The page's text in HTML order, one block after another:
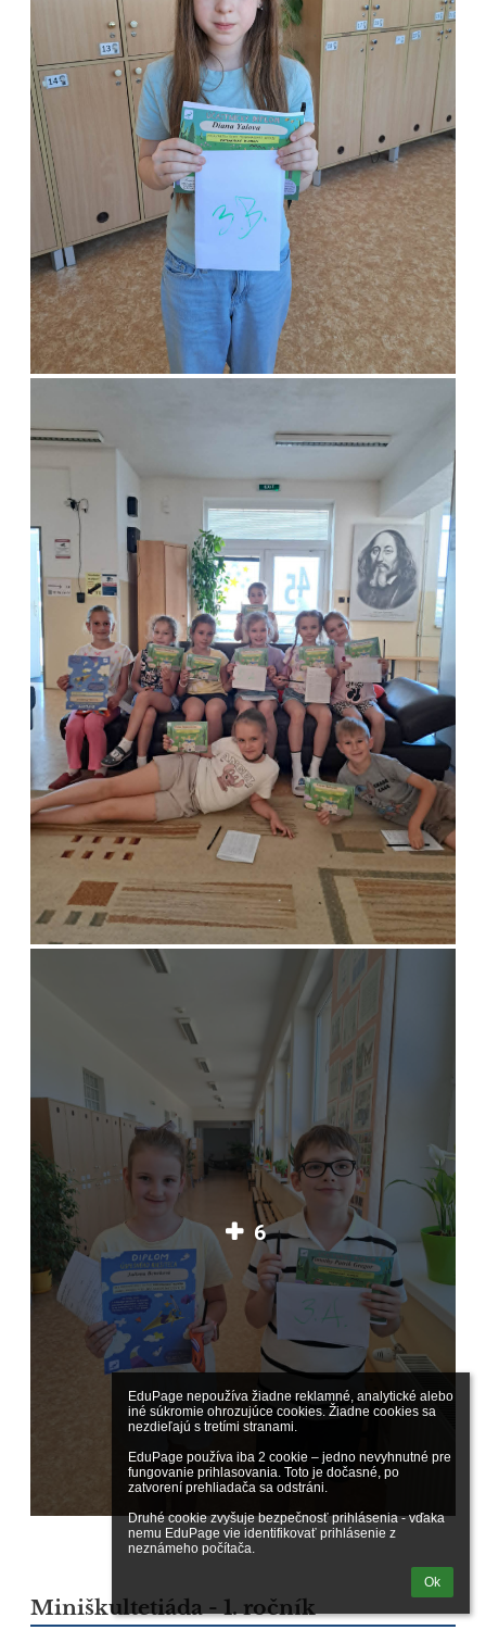
EduPage nepoužíva žiadne reklamné, analytické alebo
iné súkromie ohrozujúce cookies. Žiadne cookies sa
nezdieľajú s tretími stranami.
EduPage používa iba 2 cookie – jedno nevyhnutné pre
fungovanie prihlasovania. Toto je dočasné, po
zatvorení prehliadača sa odstráni.
Druhé cookie zvyšuje bezpečnosť prihlásenia - vďaka
nemu EduPage vie identifikovať prihlásenie z
neznámeho počítača.
Ok
6
Miniškultetiáda - 1. ročník